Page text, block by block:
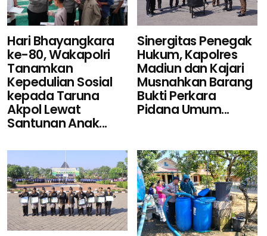
Hari Bhayangkara
ke-80, Wakapolri
Tanamkan
Kepedulian Sosial
kepada Taruna
Akpol Lewat
Santunan Anak...
Sinergitas Penegak
Hukum, Kapolres
Madiun dan Kajari
Musnahkan Barang
Bukti Perkara
Pidana Umum...